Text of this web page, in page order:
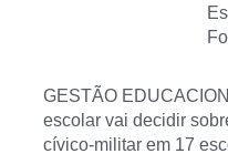
GESTÃO
escolar vai decidir
cívico-militar em 17